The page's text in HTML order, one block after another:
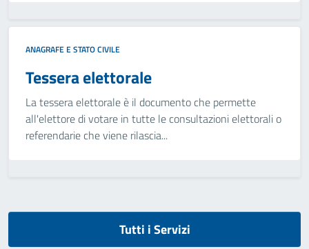
ANAGRAFE E STATO CIVILE
Tessera elettorale
La tessera elettorale è il documento che permette
all'elettore di votare in tutte le consultazioni elettorali o
referendarie che viene rilascia...
Tutti i Servizi